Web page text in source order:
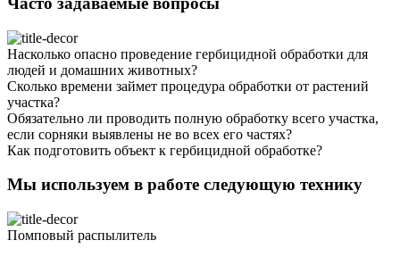
Насколько опасно проведение гербицидной обработки для
людей и домашних животных?
Сколько времени займет процедура обработки от растений
участка?
Обязательно ли проводить полную обработку всего участка,
если сорняки выявлены не во всех его частях?
Как подготовить объект к гербицидной обработке?
Мы используем в работе следующую технику
Помповый распылитель